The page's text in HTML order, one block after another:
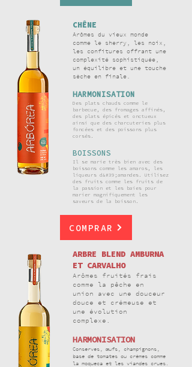
CHÊNE
Arômes du vieux monde
comme le sherry, les noix,
les confitures offrant une
complexité sophistiquée,
un équilibre et une touche
sèche en finale.
HARMONISATION
Des plats chauds comme le
barbecue, des fromages affinés,
des plats épicés et onctueux
ainsi que des charcuteries plus
foncées et des poissons plus
corsés.
BOISSONS
Il se marie très bien avec des
boissons comme les amaros, les
liqueurs d&#39;amandes. Utilisez
des fruits comme les fruits de
la passion et les baies pour
marier magnifiquement les
saveurs de la boisson.
COMPRAR
ARBRE BLEND AMBURNA
ET CARVALHO
Arômes fruités frais
comme la pêche en
union avec une douceur
douce et crémeuse et
une évolution
complexe.
HARMONISATION
Conserves, œufs, champignons,
base de tomates ou crèmes comme
la moqueca et les viandes crues.